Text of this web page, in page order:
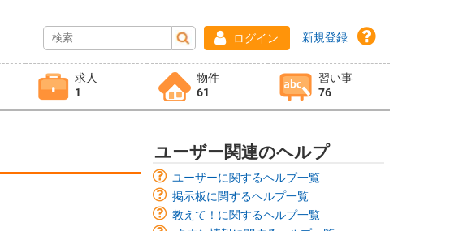
ログイン 新規登録
求人
1
物件
61
習い事
76
ユーザー関連のヘルプ
ユーザーに関するヘルプ一覧
掲示板に関するヘルプ一覧
教えて！に関するヘルプ一覧